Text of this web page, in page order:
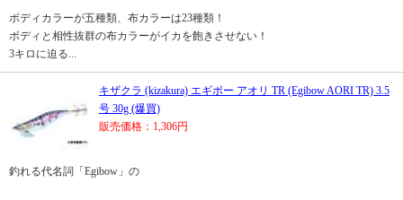
ボディカラーが五種類、布カラーは23種類！
ボディと相性抜群の布カラーがイカを飽きさせない！
3キロに迫る...
キザクラ (kizakura) エギボー アオリ TR (Egibow AORI TR) 3.5
号 30g (爆買)
販売価格：1,306円
釣れる代名詞「Egibow」の